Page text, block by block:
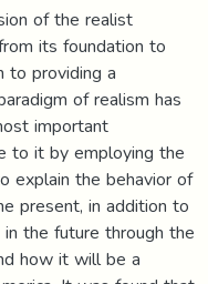
of the realist
its foundation to
to providing a
of realism has
important
to it by employing the
explain the behavior of
present, in addition to
the future through the
how it will be a